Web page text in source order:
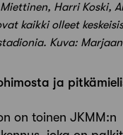
Harri Koski,
kaikki olleet
Kuva:
ja
on toinen JKMM:n